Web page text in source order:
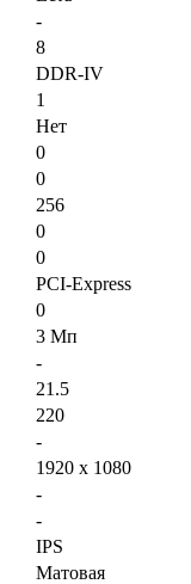
-
8
DDR-IV
1
Нет
0
0
256
0
0
PCI-Express
0
3 Мп
-
21.5
220
-
1920 х 1080
-
-
IPS
Матовая